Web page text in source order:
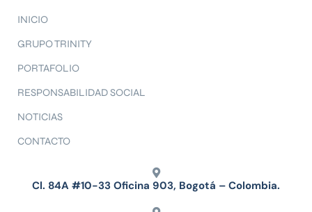
INICIO
GRUPO TRINITY
PORTAFOLIO
RESPONSABILIDAD SOCIAL
NOTICIAS
CONTACTO
Cl. 84A #10-33 Oficina 903, Bogotá – Colombia.